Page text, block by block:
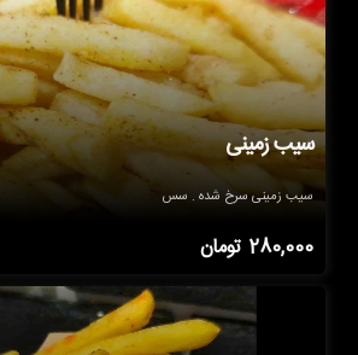
سیب زمینی
سیب زمینی سرخ شده . سس
280,000 تومان